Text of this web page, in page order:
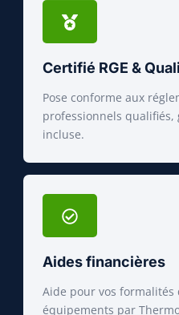
Certifié RGE &
Pose conforme aux
professionnels qualifiés,
incluse.
Aides financières
Aide pour vos formalités
équipements par